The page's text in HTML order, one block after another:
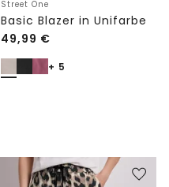
Street One
Basic Blazer in Unifarbe
49,99 €
+ 5